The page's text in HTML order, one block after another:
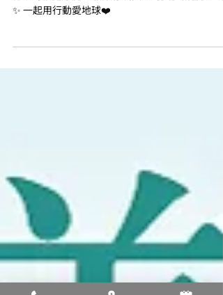
📢雲端發票開跑囉！
保、對帳更方便！ 發票存載具，對獎多機會多一次
✨ 一起用行動愛地球❤️